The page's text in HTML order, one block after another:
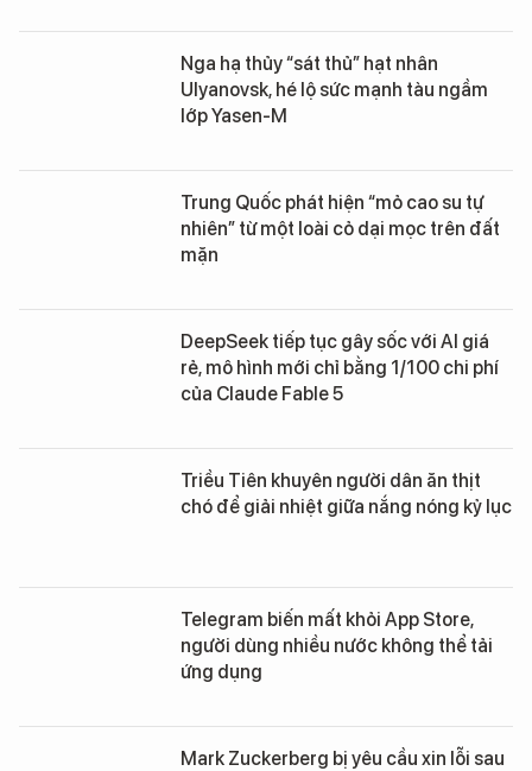
Nga hạ thủy “sát thủ” hạt nhân
Ulyanovsk, hé lộ sức mạnh tàu ngầm
lớp Yasen-M
Trung Quốc phát hiện “mỏ cao su tự
nhiên” từ một loài cỏ dại mọc trên đất
mặn
DeepSeek tiếp tục gây sốc với AI giá
rẻ, mô hình mới chỉ bằng 1/100 chi phí
của Claude Fable 5
Triều Tiên khuyên người dân ăn thịt
chó để giải nhiệt giữa nắng nóng kỷ lục
Telegram biến mất khỏi App Store,
người dùng nhiều nước không thể tải
ứng dụng
Mark Zuckerberg bị yêu cầu xin lỗi sau